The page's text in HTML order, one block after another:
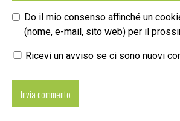
Do il mio consenso affinché un
(nome, e-mail, sito web) per il
Ricevi un avviso se ci sono nuovi